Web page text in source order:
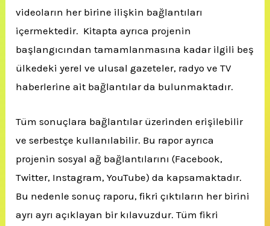
videoların her birine ilişkin bağlantıları
içermektedir. Kitapta ayrıca projenin
başlangıcından tamamlanmasına kadar ilgili beş
ülkedeki yerel ve ulusal gazeteler, radyo ve TV
haberlerine ait bağlantılar da bulunmaktadır.
Tüm sonuçlara bağlantılar üzerinden erişilebilir
ve serbestçe kullanılabilir. Bu rapor ayrıca
projenin sosyal ağ bağlantılarını (Facebook,
Twitter, Instagram, YouTube) da kapsamaktadır.
Bu nedenle sonuç raporu, fikri çıktıların her birini
ayrı ayrı açıklayan bir kılavuzdur. Tüm fikri